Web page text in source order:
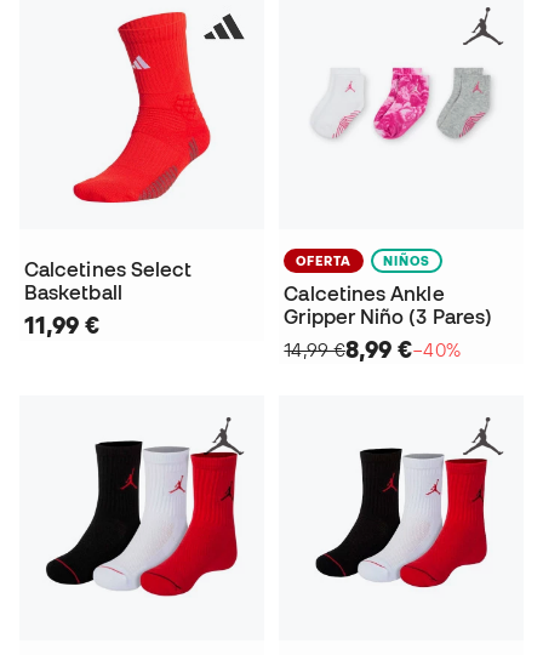
Calcetines Select
Basketball
11,99 €
OFERTA NIÑOS
Calcetines Ankle
Gripper Niño (3 Pares)
14,99 €8,99 €−40%